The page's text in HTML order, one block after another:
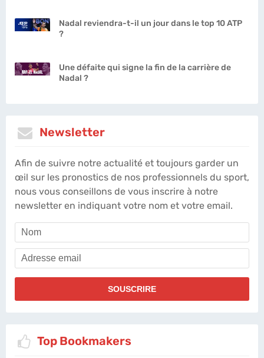
Nadal reviendra-t-il un jour dans le top 10 ATP
?
Une défaite qui signe la fin de la carrière de
Nadal ?
Newsletter
Afin de suivre notre actualité et toujours garder un
œil sur les pronostics de nos professionnels du sport,
nous vous conseillons de vous inscrire à notre
newsletter en indiquant votre nom et votre email.
Top Bookmakers